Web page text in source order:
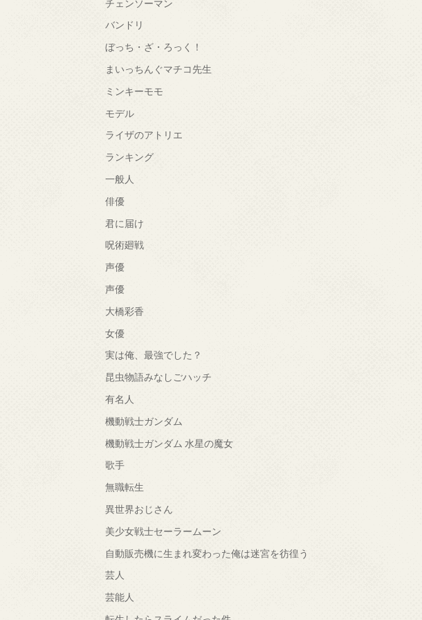
チェンソーマン
バンドリ
ぼっち・ざ・ろっく！
まいっちんぐマチコ先生
ミンキーモモ
モデル
ライザのアトリエ
ランキング
一般人
俳優
君に届け
呪術廻戦
声優
声優
大橋彩香
女優
実は俺、最強でした？
昆虫物語みなしごハッチ
有名人
機動戦士ガンダム
機動戦士ガンダム 水星の魔女
歌手
無職転生
異世界おじさん
美少女戦士セーラームーン
自動販売機に生まれ変わった俺は迷宮を彷徨う
芸人
芸能人